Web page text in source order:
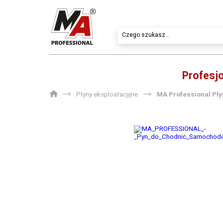
Płyny eksploatacyjne MA Professional